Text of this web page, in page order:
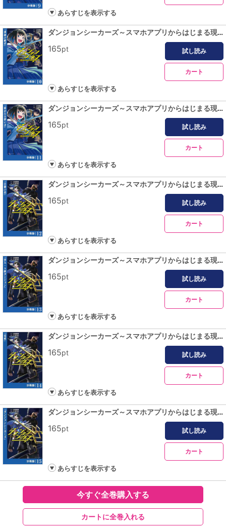
あらすじを表示する
ダンジョンシーカーズ～スマホアプリからはじまる現代ダンジョン制圧録～【分冊版】１０
165pt 試し読み
カート
あらすじを表示する
ダンジョンシーカーズ～スマホアプリからはじまる現代ダンジョン制圧録～【分冊版】１１
165pt 試し読み
カート
あらすじを表示する
ダンジョンシーカーズ～スマホアプリからはじまる現代ダンジョン制圧録～【分冊版】１２
165pt 試し読み
カート
あらすじを表示する
ダンジョンシーカーズ～スマホアプリからはじまる現代ダンジョン制圧録～【分冊版】１３
165pt 試し読み
カート
あらすじを表示する
ダンジョンシーカーズ～スマホアプリからはじまる現代ダンジョン制圧録～【分冊版】１４
165pt 試し読み
カート
あらすじを表示する
ダンジョンシーカーズ～スマホアプリからはじまる現代ダンジョン制圧録～【分冊版】１５
165pt 試し読み
カート
あらすじを表示する
今すぐ全巻購入する
カートに全巻入れる